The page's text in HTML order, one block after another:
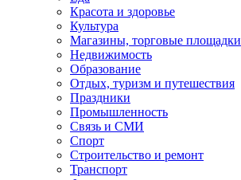
Красота и здоровье
Культура
Магазины, торговые площадки
Недвижимость
Образование
Отдых, туризм и путешествия
Праздники
Промышленность
Связь и СМИ
Спорт
Строительство и ремонт
Транспорт